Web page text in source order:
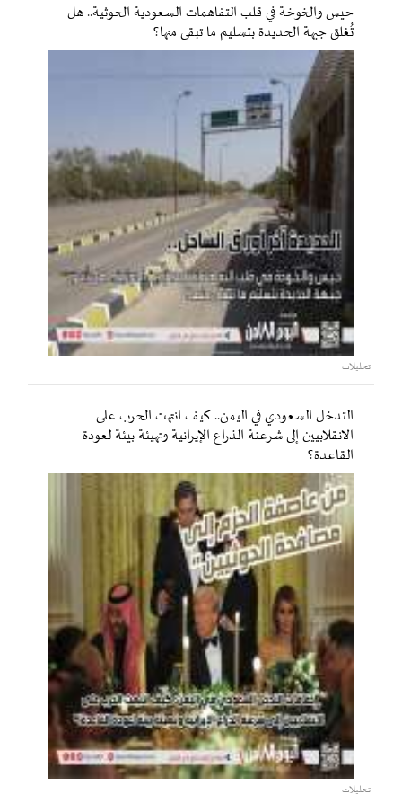
حيس والخوخة في قلب التفاهمات السعودية الحوثية.. هل
تُغلق جبهة الحديدة بتسليم ما تبقى منها؟
تحليلات
التدخل السعودي في اليمن.. كيف انتهت الحرب على
الانقلابيين إلى شرعنة الذراع الإيرانية وتهيئة بيئة لعودة
القاعدة؟
تحليلات